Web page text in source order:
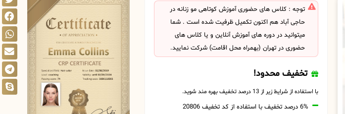
توجه : کلاس های حضوری آموزش کوتاهی مو زنانه در
حاجی آباد هم اکنون تکمیل ظرفیت شده است . شما
میتوانید در دوره های آموزش آنلاین و یا کلاس های
حضوری در تهران (بهمراه محل اقامت) شرکت نمایید.
تخفیف محدود!
با استفاده از شرایط زیر از 13 درصد تخفیف بهره مند شوید.
6% درصد تخفیف با استفاده از کد تخفیف 20806